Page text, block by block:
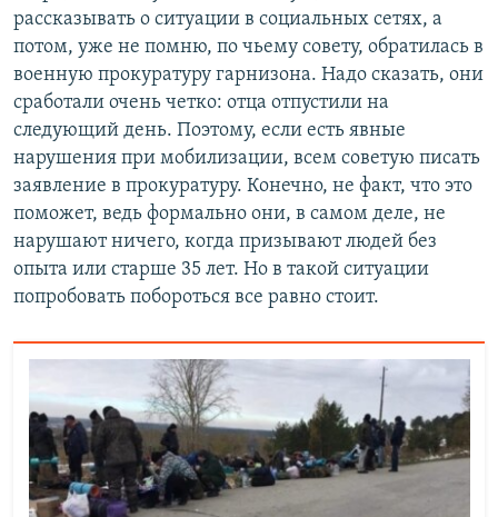
рассказывать о ситуации в социальных сетях, а
потом, уже не помню, по чьему совету, обратилась в
военную прокуратуру гарнизона. Надо сказать, они
сработали очень четко: отца отпустили на
следующий день. Поэтому, если есть явные
нарушения при мобилизации, всем советую писать
заявление в прокуратуру. Конечно, не факт, что это
поможет, ведь формально они, в самом деле, не
нарушают ничего, когда призывают людей без
опыта или старше 35 лет. Но в такой ситуации
попробовать побороться все равно стоит.